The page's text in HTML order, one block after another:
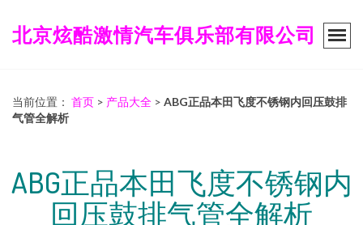
北京炫酷激情汽车俱乐部有限公司
当前位置： 首页 > 产品大全 > ABG正品本田飞度不锈钢内回压鼓排
气管全解析
ABG正品本田飞度不锈钢内
回压鼓排气管全解析